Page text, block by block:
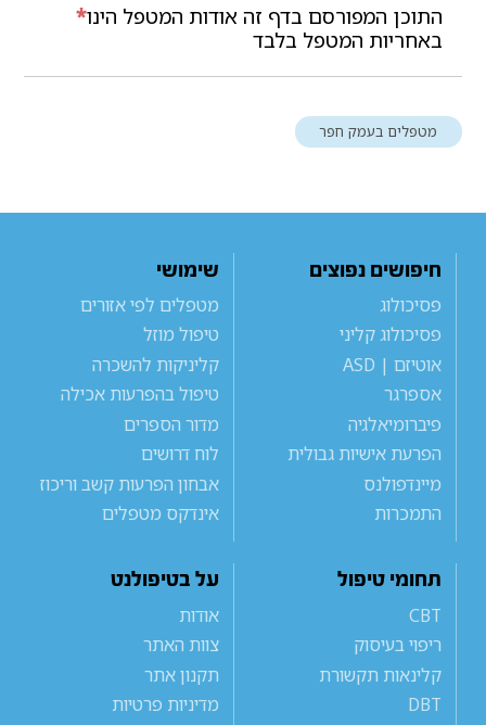
*התוכן המפורסם בדף זה אודות המטפל הינו
באחריות המטפל בלבד
מטפלים בעמק חפר
חיפושים נפוצים
פסיכולוג
פסיכולוג קליני
אוטיזם | ASD
אספרגר
פיברומיאלגיה
הפרעת אישיות גבולית
מיינדפולנס
התמכרות
שימושי
מטפלים לפי אזורים
טיפול מוזל
קליניקות להשכרה
טיפול בהפרעות אכילה
מדור הספרים
לוח דרושים
אבחון הפרעות קשב וריכוז
אינדקס מטפלים
תחומי טיפול
CBT
ריפוי בעיסוק
קלינאות תקשורת
DBT
על בטיפולנט
אודות
צוות האתר
תקנון אתר
מדיניות פרטיות